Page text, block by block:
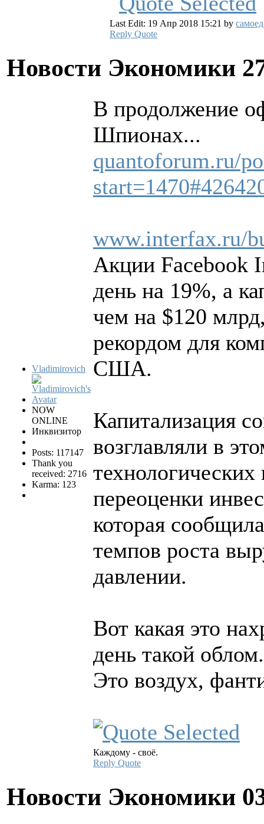
Last Edit: 19 Апр 2018 15:21 by
Reply Quote
Новости Экономики
Vladimirovich
NOW
ONLINE
Инквизитор
Posts: 117147
Thank you
received: 2716
Karma: 123
В продолжение
Шпионах...
quantoforum.ru/
www.interfax.ru/
Акции Facebook
день на 19%, а
чем на $120
рекордом для
США.
Капитализация
возглавляли в
переоценки
которая
темпов роста
давлении.
Вот какая это
день такой
Это воздух,
Каждому - своё.
Reply Quote
Новости Экономики